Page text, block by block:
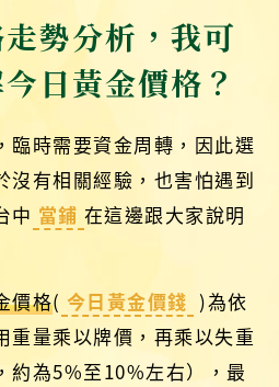
勢分析，我可
日黃金價格？
臨時需要資金周轉，因此選
沒有相關經驗，也害怕遇到
中 當鋪 在這邊跟大家說明
價格( 今日黃金價錢 )為依
重量乘以牌價，再乘以失重
約為5%至10%左右），最